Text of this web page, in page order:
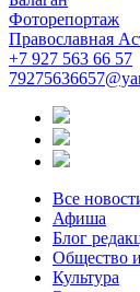
Фоторепортаж
Православная
+7 927 563 66 57
Все
Афиша
Блог
Общество
Культура